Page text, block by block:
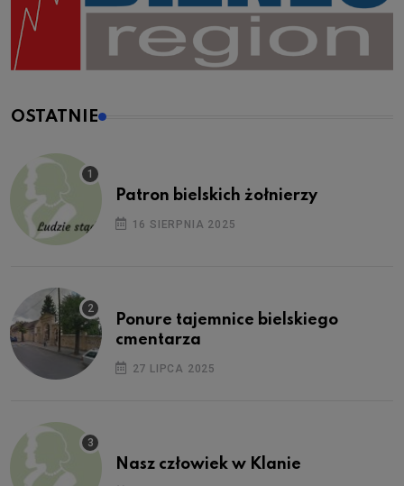
OSTATNIE
Patron bielskich żołnierzy
16 SIERPNIA 2025
Ponure tajemnice bielskiego
cmentarza
27 LIPCA 2025
Nasz człowiek w Klanie